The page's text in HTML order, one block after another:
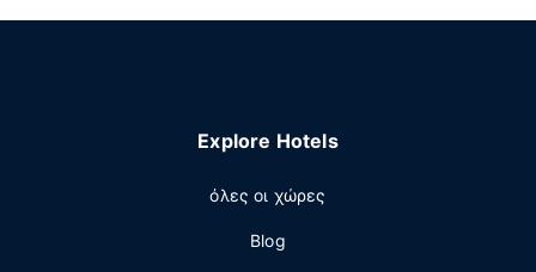
Explore Hotels
όλες οι χώρες
Blog